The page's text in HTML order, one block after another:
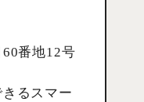
番地12号
るスマー